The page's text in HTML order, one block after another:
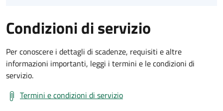
Condizioni di servizio
Per conoscere i dettagli di scadenze, requisiti e altre
informazioni importanti, leggi i termini e le condizioni di
servizio.
Termini e condizioni di servizio